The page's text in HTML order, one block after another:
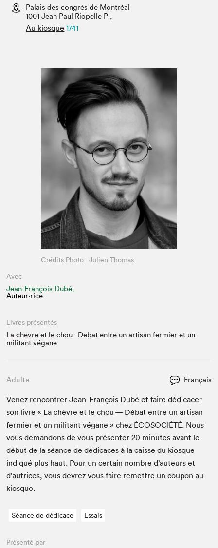
Espace enseignant·e·s
Espace pro
Palais des congrès de Montréal
1001 Jean Paul Riopelle Pl,
Au kiosque 1741
Avec
Jean-François Dubé,
Auteur·rice
Crédits Photo - Julien Thomas
Livres présentés
La chèvre et le chou - Débat entre un artisan fermier et un
militant végane
Adulte Français
Venez ren­con­tr­er Jean-François Dubé et faire dédi­cac­er
son livre « La chèvre et le chou — Débat entre un arti­san
fer­mi­er et un mil­i­tant végane » chez ÉCOSO­CIÉTÉ. Nous
vous deman­dons de vous présen­ter20 min­utes avant le
début de la séance de dédi­caces à la caisse du kiosque
indiqué plus haut. Pour un cer­tain nom­bre d’auteurs et
d’autrices, vous devrez vous faire remet­tre un coupon au
kiosque.
Séance de dédicace Essais
Présenté par